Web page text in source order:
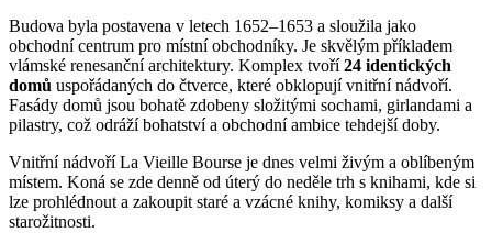
Budova byla postavena v letech 1652–1653 a sloužila jako
obchodní centrum pro místní obchodníky. Je skvělým příkladem
vlámské renesanční architektury. Komplex tvoří24 identických
domů uspořádaných do čtverce, které obklopují vnitřní nádvoří.
Fasády domů jsou bohatě zdobeny složitými sochami, girlandami a
pilastry, což odráží bohatství a obchodní ambice tehdejší doby.
Vnitřní nádvoří La Vieille Bourse je dnes velmi živým a oblíbeným
místem. Koná se zde denně od úterý do neděle trh s knihami, kde si
lze prohlédnout a zakoupit staré a vzácné knihy, komiksy a další
starožitnosti.